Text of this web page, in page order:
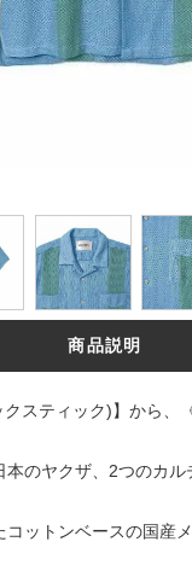
商品説明
クスティック)】から、
本のヤクザ、2つのカ
ットンベースの国産